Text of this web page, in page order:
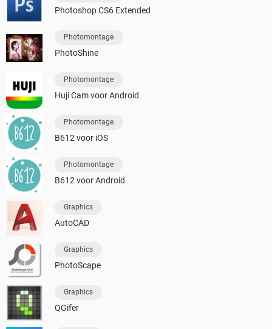
Photoshop CS6 Extended
Photomontage
PhotoShine
Photomontage
Huji Cam voor Android
Photomontage
B612 voor iOS
Photomontage
B612 voor Android
Graphics
AutoCAD
Graphics
PhotoScape
Graphics
QGifer